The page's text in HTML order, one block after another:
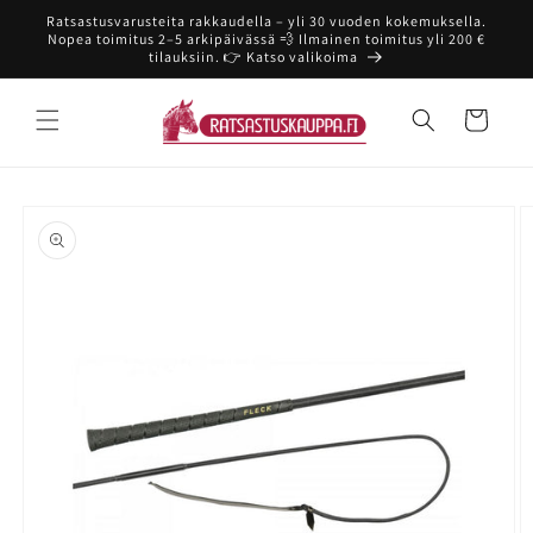
siirry
sisältöön
Ratsastusvarusteita rakkaudella – yli 30 vuoden kokemuksella.
Nopea toimitus 2–5 arkipäivässä 💨 Ilmainen toimitus yli 200 €
tilauksiin. 👉 Katso valikoima
Ostoskori
tuotetietoihin